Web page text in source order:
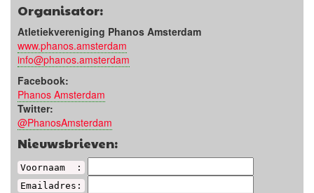
Organisator:
Atletiekvereniging Phanos Amsterdam
www.phanos.amsterdam
info@phanos.amsterdam
Facebook:
Phanos Amsterdam
Twitter:
@PhanosAmsterdam
Nieuwsbrieven:
Voornaam :
Emailadres: